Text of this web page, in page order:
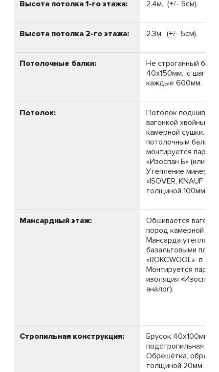
Высота потолка 1-го этажа: 2.4м. (+/- 5см).
Высота потолка 2-го этажа: 2.3м. (+/- 5см).
Потолочные балки:
Не строганный брус
40х150мм., с шагом
каждые 600мм.
Потолок:
Потолок
вагонкой хвойных
камерной сушки. По
потолочным балкам
монтируется паро-
«Изоспан Б» (или
Утепление
«ISOVER, KNAUF или
толщиной 100мм.
Мансардный этаж:
Обшивается
пород камерной
Мансарда
базальтовыми
«ROKCWOOL» в
Монтируется паро-
изоляция «Изоспан
аналог).
Стропильная конструкция:
Брусок 40х100мм.,
подстропильная
Обрешётка,
толщиной 20мм.